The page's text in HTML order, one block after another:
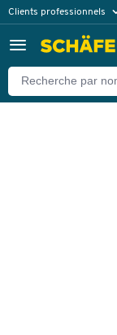
Clients professionnels
Clients particuliers
Retour